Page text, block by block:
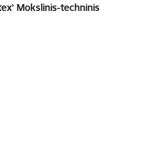
Mokslinis-techninis